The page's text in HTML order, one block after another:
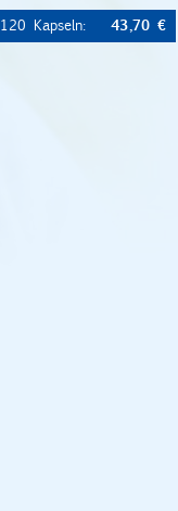
120 Kapseln: 43,70 €